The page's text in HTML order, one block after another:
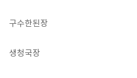
구수한된장
생청국장